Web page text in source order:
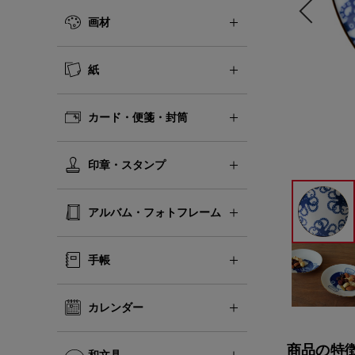
画材
紙
カード・便箋・封筒
印章・スタンプ
アルバム・フォトフレーム
手帳
カレンダー
商品の特